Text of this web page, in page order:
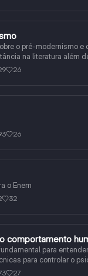
o pré-modernismo e
na literatura além
esse tempo.
26
26
o Enem
32
comportamento
para
para controlar o
27